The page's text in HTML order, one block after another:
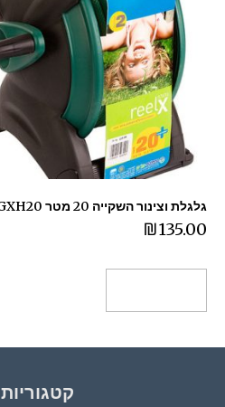
גלגלת וצינור השקייה 20 מטר GXH20
₪135.00
קטגוריות